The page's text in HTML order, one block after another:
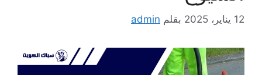
12 يناير، 2025 بقلم admin